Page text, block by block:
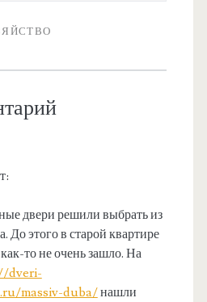
двери решили выбрать из
До этого в старой квартире
то не очень зашло. На
dveri-
massiv-duba/нашли